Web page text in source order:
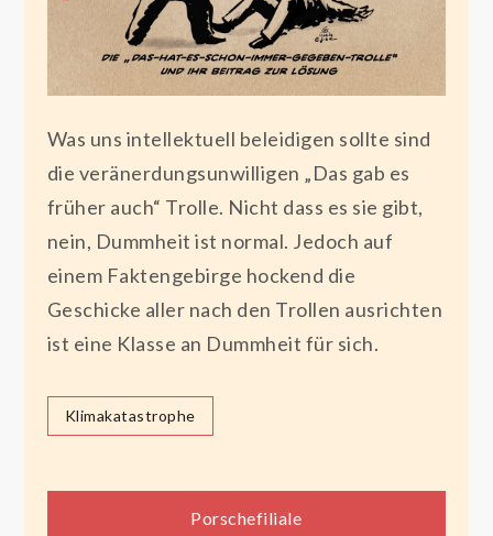
Was uns intellektuell beleidigen sollte sind
die veränerdungsunwilligen „Das gab es
früher auch“ Trolle. Nicht dass es sie gibt,
nein, Dummheit ist normal. Jedoch auf
einem Faktengebirge hockend die
Geschicke aller nach den Trollen ausrichten
ist eine Klasse an Dummheit für sich.
Klimakatastrophe
Porschefiliale